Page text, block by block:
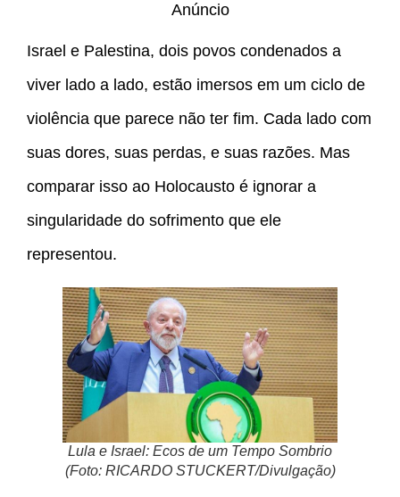
Anúncio
Israel e Palestina, dois povos condenados a
viver lado a lado, estão imersos em um ciclo de
violência que parece não ter fim. Cada lado com
suas dores, suas perdas, e suas razões. Mas
comparar isso ao Holocausto é ignorar a
singularidade do sofrimento que ele
representou.
Lula e Israel: Ecos de um Tempo Sombrio
(Foto: RICARDO STUCKERT/Divulgação)